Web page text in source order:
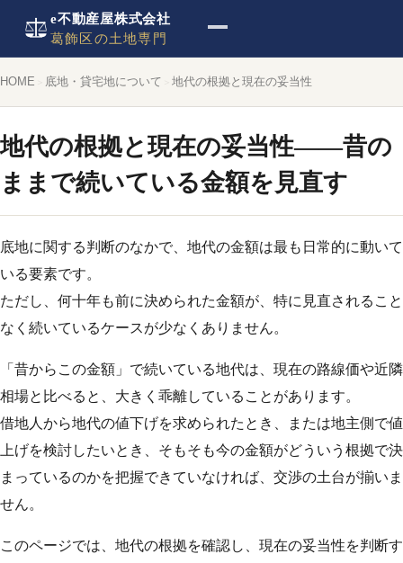
e不動産屋株式会社
葛飾区の土地専門
HOME 底地・貸宅地について 地代の根拠と現在の妥当性
地代の根拠と現在の妥当性——昔の
ままで続いている金額を見直す
底地に関する判断のなかで、地代の金額は最も日常的に動いて
いる要素です。
ただし、何十年も前に決められた金額が、特に見直されること
なく続いているケースが少なくありません。
「昔からこの金額」で続いている地代は、現在の路線価や近隣
相場と比べると、大きく乖離していることがあります。
借地人から地代の値下げを求められたとき、または地主側で値
上げを検討したいとき、そもそも今の金額がどういう根拠で決
まっているのかを把握できていなければ、交渉の土台が揃いま
せん。
このページでは、地代の根拠を確認し、現在の妥当性を判断す